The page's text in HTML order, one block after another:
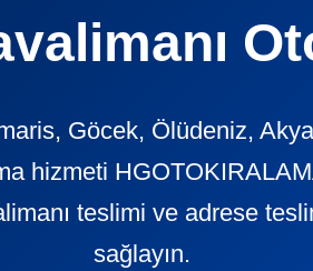
Göcek, Ölüdeniz,
hizmeti
teslimi ve adrese
sağlayın.